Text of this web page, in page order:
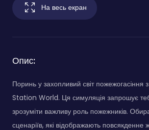
На весь екран
Опис:
Поринь у захопливий світ пожежогасіння
Station World. Ця симуляція запрошує
зрозуміти важливу роль пожежників.
сценаріїв, які відображають повсякденне